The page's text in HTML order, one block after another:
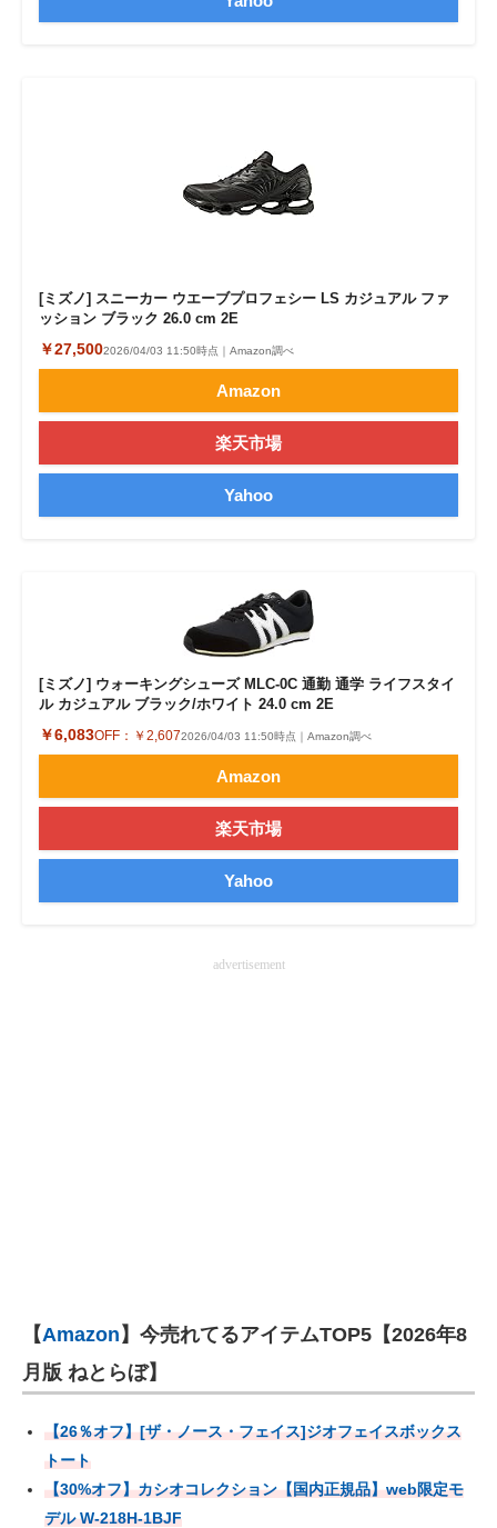
[ミズノ] スニーカー ウエーブプロフェシー LS カジュアル ファ
ッション ブラック 26.0 cm 2E
￥27,5002026/04/03 11:50時点｜Amazon調べ
Amazon
楽天市場
Yahoo
[ミズノ] ウォーキングシューズ MLC-0C 通勤 通学 ライフスタイ
ル カジュアル ブラック/ホワイト 24.0 cm 2E
￥6,083OFF： ￥2,6072026/04/03 11:50時点｜Amazon調べ
Amazon
楽天市場
Yahoo
advertisement
【Amazon 】今売れてるアイテムTOP5【2026年8
月版 ねとらぼ】
【26％オフ】[ザ・ノース・フェイス]ジオフェイスボックス
トート
【30%オフ】カシオコレクション【国内正規品】web限定モ
デル W-218H-1BJF